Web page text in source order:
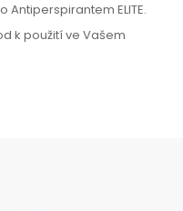
ELITE.
k použitíve Vašem